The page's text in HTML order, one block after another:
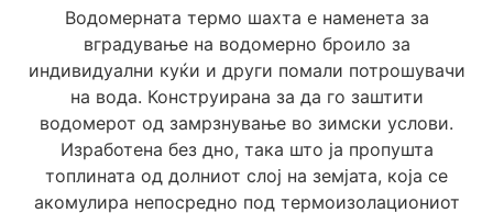
Водомерната термо шахта е наменета за
вградување на водомерно броило за
индивидуални куќи и други помали потрошувачи
на вода. Конструирана за да го заштити
водомерот од замрзнување во зимски услови.
Изработена без дно, така што ја пропушта
топлината од долниот слој на земјата, која се
акомулира непосредно под термоизолациониот